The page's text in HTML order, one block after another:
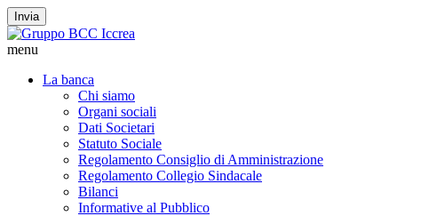
Invia
menu
La banca
Chi siamo
Organi sociali
Dati Societari
Statuto Sociale
Regolamento Consiglio di Amministrazione
Regolamento Collegio Sindacale
Bilanci
Informative al Pubblico